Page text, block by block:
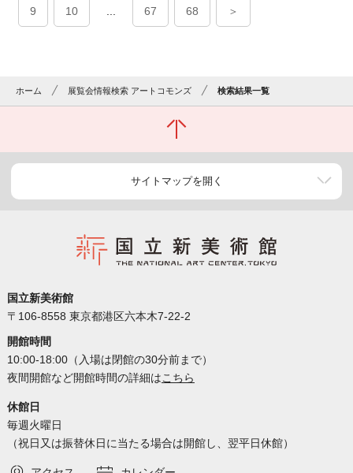
9 10 67 68 ＞
ホーム 展覧会情報検索 アートコモンズ 検索結果一覧
サイトマップを開く
国立新美術館
〒106-8558 東京都港区六本木7-22-2
開館時間
10:00-18:00（入場は閉館の30分前まで）
夜間開館など開館時間の詳細はこちら
休館日
毎週火曜日
（祝日又は振替休日に当たる場合は開館し、翌平日休館）